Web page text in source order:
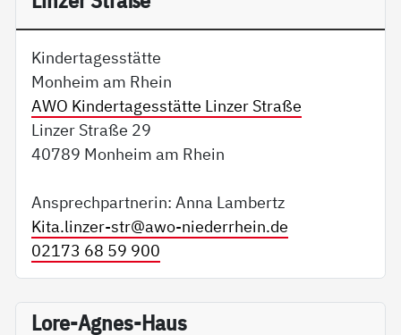
Kindertagesstätte
Monheim am Rhein
AWO Kindertagesstätte Linzer Straße
Linzer Straße 29
40789 Monheim am Rhein
Ansprechpartnerin: Anna Lambertz
Kita.linzer-str@awo-niederrhein.de
02173 68 59 900
Lore-Agnes-Haus